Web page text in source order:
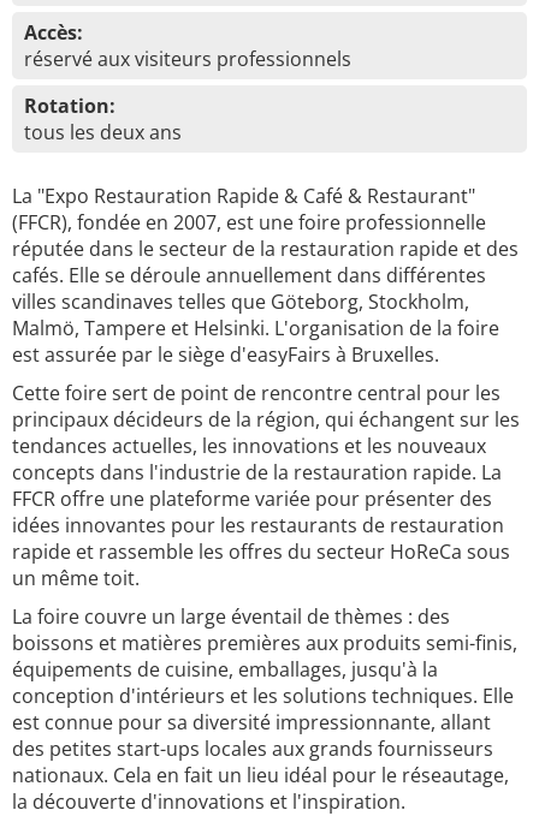
Accès:
réservé aux visiteurs professionnels
Rotation:
tous les deux ans
La "Expo Restauration Rapide & Café & Restaurant"
(FFCR), fondée en 2007, est une foire professionnelle
réputée dans le secteur de la restauration rapide et des
cafés. Elle se déroule annuellement dans différentes
villes scandinaves telles que Göteborg, Stockholm,
Malmö, Tampere et Helsinki. L'organisation de la foire
est assurée par le siège d'easyFairs à Bruxelles.
Cette foire sert de point de rencontre central pour les
principaux décideurs de la région, qui échangent sur les
tendances actuelles, les innovations et les nouveaux
concepts dans l'industrie de la restauration rapide. La
FFCR offre une plateforme variée pour présenter des
idées innovantes pour les restaurants de restauration
rapide et rassemble les offres du secteur HoReCa sous
un même toit.
La foire couvre un large éventail de thèmes : des
boissons et matières premières aux produits semi-finis,
équipements de cuisine, emballages, jusqu'à la
conception d'intérieurs et les solutions techniques. Elle
est connue pour sa diversité impressionnante, allant
des petites start-ups locales aux grands fournisseurs
nationaux. Cela en fait un lieu idéal pour le réseautage,
la découverte d'innovations et l'inspiration.